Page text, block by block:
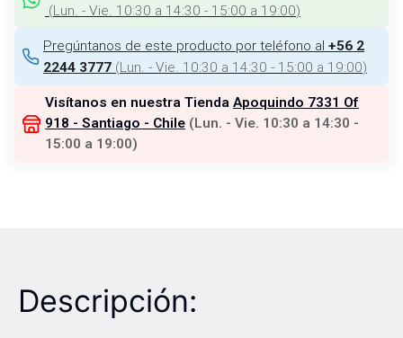
(Lun. - Vie. 10:30 a 14:30 - 15:00 a 19:00)
Pregúntanos de este producto por teléfono al +56 2
2244 3777 (Lun. - Vie. 10:30 a 14:30 - 15:00 a 19:00)
Visítanos en nuestra Tienda Apoquindo 7331 Of
918 - Santiago - Chile (Lun. - Vie. 10:30 a 14:30 -
15:00 a 19:00)
Descripción: